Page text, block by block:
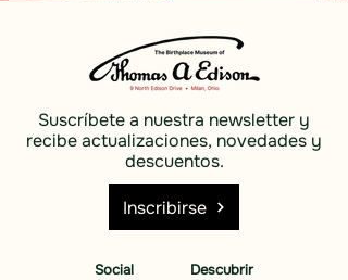
Suscríbete a nuestra newsletter y
recibe actualizaciones, novedades y
descuentos.
Inscribirse
Social
Descubrir